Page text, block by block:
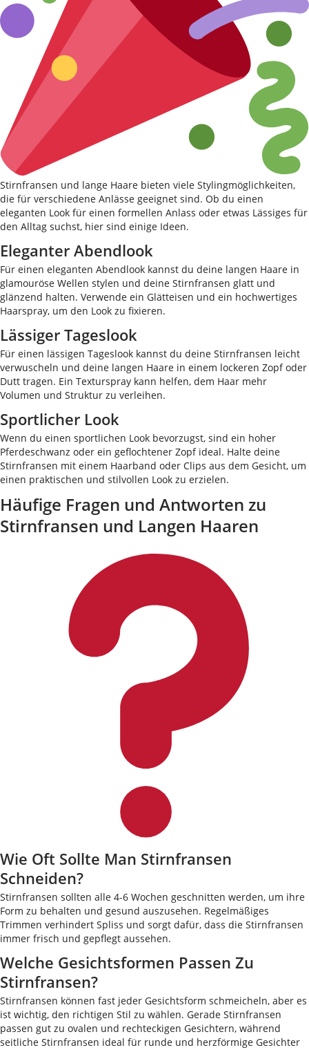
Stirnfransen und lange Haare bieten viele Stylingmöglichkeiten,
die für verschiedene Anlässe geeignet sind. Ob du einen
eleganten Look für einen formellen Anlass oder etwas Lässiges für
den Alltag suchst, hier sind einige Ideen.
Eleganter Abendlook
Für einen eleganten Abendlook kannst du deine langen Haare in
glamouröse Wellen stylen und deine Stirnfransen glatt und
glänzend halten. Verwende ein Glätteisen und ein hochwertiges
Haarspray, um den Look zu fixieren.
Lässiger Tageslook
Für einen lässigen Tageslook kannst du deine Stirnfransen leicht
verwuscheln und deine langen Haare in einem lockeren Zopf oder
Dutt tragen. Ein Texturspray kann helfen, dem Haar mehr
Volumen und Struktur zu verleihen.
Sportlicher Look
Wenn du einen sportlichen Look bevorzugst, sind ein hoher
Pferdeschwanz oder ein geflochtener Zopf ideal. Halte deine
Stirnfransen mit einem Haarband oder Clips aus dem Gesicht, um
einen praktischen und stilvollen Look zu erzielen.
Häufige Fragen und Antworten zu
Stirnfransen und Langen Haaren
Wie Oft Sollte Man Stirnfransen
Schneiden?
Stirnfransen sollten alle 4-6 Wochen geschnitten werden, um ihre
Form zu behalten und gesund auszusehen. Regelmäßiges
Trimmen verhindert Spliss und sorgt dafür, dass die Stirnfransen
immer frisch und gepflegt aussehen.
Welche Gesichtsformen Passen Zu
Stirnfransen?
Stirnfransen können fast jeder Gesichtsform schmeicheln, aber es
ist wichtig, den richtigen Stil zu wählen. Gerade Stirnfransen
passen gut zu ovalen und rechteckigen Gesichtern, während
seitliche Stirnfransen ideal für runde und herzförmige Gesichter